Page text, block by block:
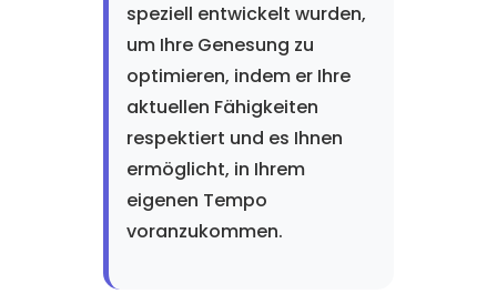
speziell entwickelt wurden,
um Ihre Genesung zu
optimieren, indem er Ihre
aktuellen Fähigkeiten
respektiert und es Ihnen
ermöglicht, in Ihrem
eigenen Tempo
voranzukommen.